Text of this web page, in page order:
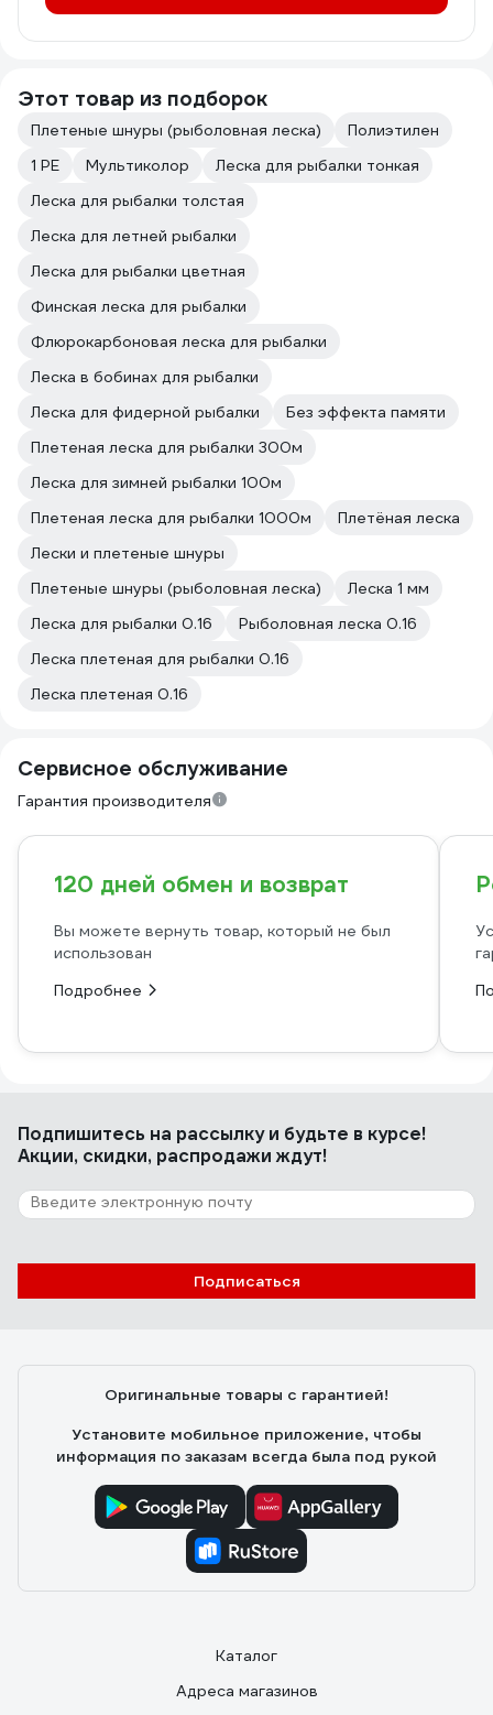
Этот товар из подборок
Плетеные шнуры (рыболовная леска)
Полиэтилен
1 PE
Мультиколор
Леска для рыбалки тонкая
Леска для рыбалки толстая
Леска для летней рыбалки
Леска для рыбалки цветная
Финская леска для рыбалки
Флюрокарбоновая леска для рыбалки
Леска в бобинах для рыбалки
Леска для фидерной рыбалки
Без эффекта памяти
Плетeная леска для рыбалки 300м
Леска для зимней рыбалки 100м
Плетeная леска для рыбалки 1000м
Плетёная леска
Лески и плетеные шнуры
Плетеные шнуры (рыболовная леска)
Леска 1 мм
Леска для рыбалки 0.16
Рыболовная леска 0.16
Леска плетеная для рыбалки 0.16
Леска плетеная 0.16
Сервисное обслуживание
Гарантия производителя
120 дней обмен и возврат
Вы можете вернуть товар, который не был
использован
Подробнее
Подпишитесь на рассылкуи будьте в курсе!
Акции, скидки, распродажи ждут!
Подписаться
Оригинальные товары с гарантией!
Установите мобильное приложение, чтобы
информация по заказам всегда была под рукой
Каталог
Адреса магазинов